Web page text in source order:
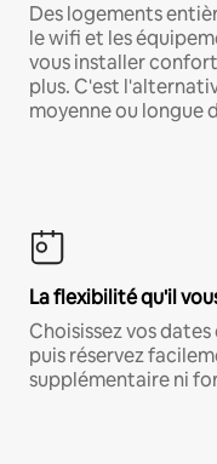
Des logements
le wifi et les
vous installer
plus. C'est
moyenne ou longue
La flexibilité qu'il
Choisissez vos
puis réservez
supplémentaire ni